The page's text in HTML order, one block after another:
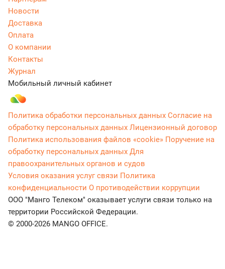
Новости
Доставка
Оплата
О компании
Контакты
Журнал
Мобильный личный кабинет
Политика обработки персональных данных Согласие на
обработку персональных данных Лицензионный договор
Политика использования файлов «cookie» Поручение на
обработку персональных данных Для
правоохранительных органов и судов
Условия оказания услуг связи Политика
конфиденциальности О противодействии коррупции
ООО "Манго Телеком" оказывает услуги связи только на
территории Российской Федерации.
© 2000-2026 MANGO OFFICE.